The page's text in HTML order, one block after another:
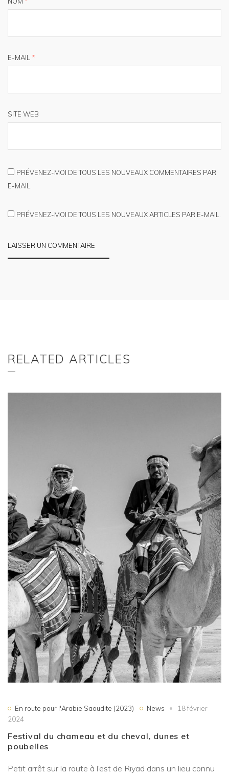
E-MAIL *
SITE WEB
PRÉVENEZ-MOI DE TOUS LES NOUVEAUX COMMENTAIRES PAR
E-MAIL.
PRÉVENEZ-MOI DE TOUS LES NOUVEAUX ARTICLES PAR E-MAIL.
RELATED ARTICLES
En route pour l'Arabie Saoudite (2023) News
18 février
2024
Festival du chameau et du cheval, dunes et
poubelles
Petit arrêt sur la route à l’est de Riyad dans un lieu connu